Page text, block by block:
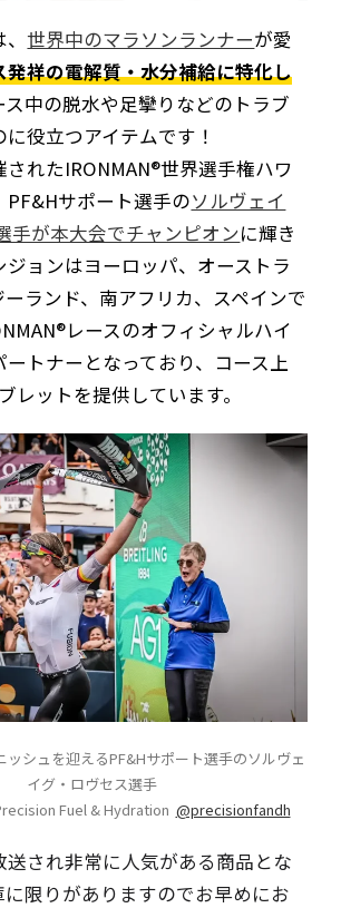
、世界中のマラソンランナーが愛
発祥の電解質・水分補給に特化し
ス中の脱水や足攣りなどのトラブ
役立つアイテムです！
れたIRONMAN®世界選手権ハワ
PF&Hサポート選手のソルヴェイ
手が本大会でチャンピオンに輝き
ジョンはヨーロッパ、オーストラ
ーランド、南アフリカ、スペインで
レースのオフィシャルハイ
ートナーとなっており、コース上
レットを提供しています。
ッシュを迎えるPF&Hサポート選手のソルヴェ
イグ・ロヴセス選手
Fuel & Hydration @precisionfandh
され非常に人気がある商品とな
に限りがありますのでお早めにお